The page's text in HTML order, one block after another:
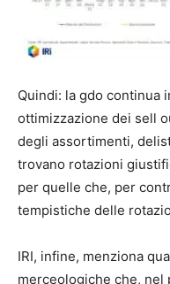
Quindi: la gdo continua
ottimizzazione dei sell
degli assortimenti,
trovano rotazioni
per quelle che, per
tempistiche delle
IRI, infine, menziona
merceologiche che,